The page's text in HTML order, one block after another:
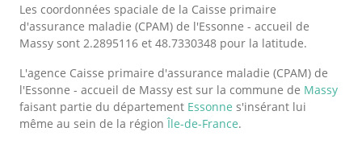
Les coordonnées spaciale de la Caisse primaire
d'assurance maladie (CPAM) de l'Essonne - accueil de
Massy sont 2.2895116 et 48.7330348 pour la latitude.
L'agence Caisse primaire d'assurance maladie (CPAM) de
l'Essonne - accueil de Massy est sur la commune de Massy
faisant partie du département Essonne s'insérant lui
même au sein de la régionÎle-de-France.